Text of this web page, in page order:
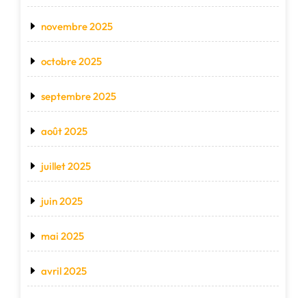
novembre 2025
octobre 2025
septembre 2025
août 2025
juillet 2025
juin 2025
mai 2025
avril 2025